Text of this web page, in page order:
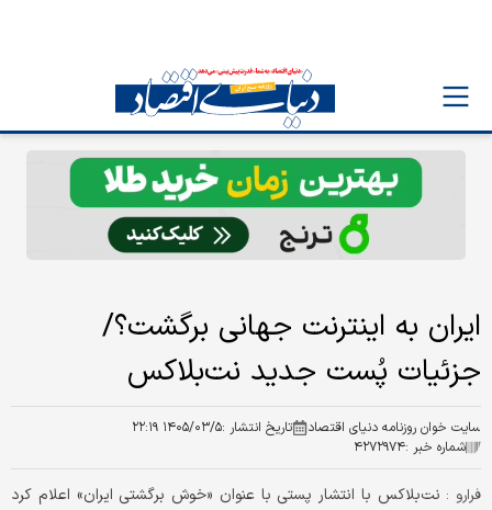
ایران به اینترنت جهانی برگشت؟/
جزئیات پُست جدید نت‌بلاکس
سایت خوان روزنامه دنیای اقتصاد تاریخ انتشار :۱۴۰۵/۰۳/۵ ۲۲:۱۹
شماره خبر :۴۲۷۲۹۷۴
فرارو : نت‌بلاکس با انتشار پستی با عنوان «خوش برگشتی ایران» اعلام کرد